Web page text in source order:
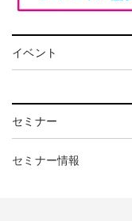
イベント
セミナー
セミナー情報